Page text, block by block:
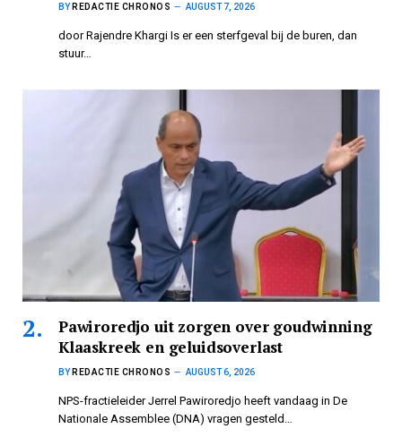
BY REDACTIE CHRONOS AUGUST 7, 2026
door Rajendre Khargi Is er een sterfgeval bij de buren, dan
stuur…
Pawiroredjo uit zorgen over goudwinning
Klaaskreek en geluidsoverlast
BY REDACTIE CHRONOS AUGUST 6, 2026
NPS-fractieleider Jerrel Pawiroredjo heeft vandaag in De
Nationale Assemblee (DNA) vragen gesteld…